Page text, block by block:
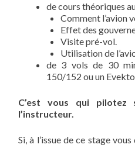
de cours théoriques
Comment l’avion
Effet des
Visite pré-vol.
Utilisation de
de 3 vols de 30
150/152 ou un
C’est vous qui pilotez
l’instructeur.
Si, à l’issue de ce stage